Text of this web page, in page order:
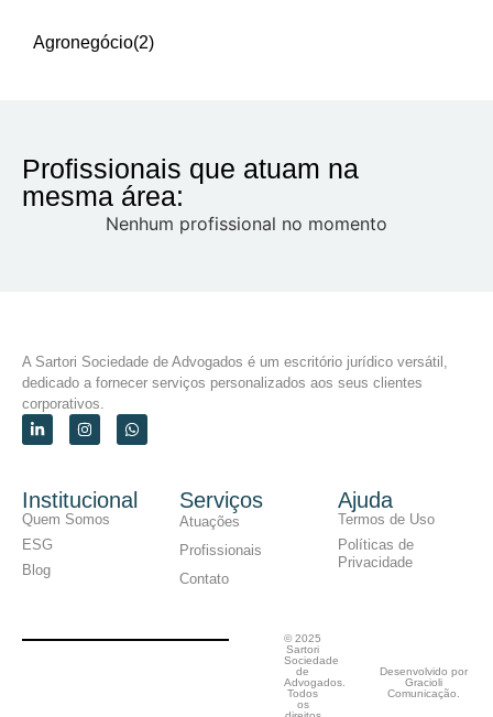
Agronegócio(2)
Profissionais que atuam na
mesma área:
Nenhum profissional no momento
A Sartori Sociedade de Advogados é um escritório jurídico versátil,
dedicado a fornecer serviços personalizados aos seus clientes
corporativos.
Institucional
Quem Somos
ESG
Blog
Serviços
Atuações
Profissionais
Contato
Ajuda
Termos de Uso
Políticas de
Privacidade
© 2025
Sartori
Sociedade
de
Advogados.
Todos
os
Desenvolvido por
Gracioli
Comunicação.